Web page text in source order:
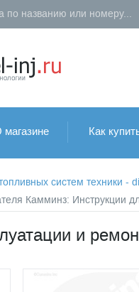
магазине Как
систем техники -
Камминз: Инструкции
и